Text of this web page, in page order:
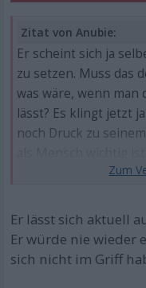
Zitat von Anubie:
Er scheint sich ja
zu setzen. Muss das
was wäre, wenn man
lässt? Es klingt jetzt
noch Druck zu
Er lässt sich aktuell
Er würde nie wieder
sich nicht im Griff